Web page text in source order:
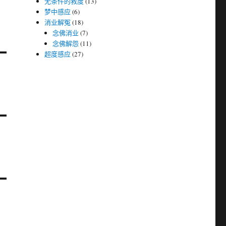
梦中感应(6)
消业解冤 (18)
念佛消业 (7)
念佛解怨(11)
超度感应(27)